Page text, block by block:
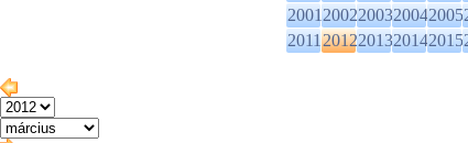
20012002200320042005
20112012201320142015